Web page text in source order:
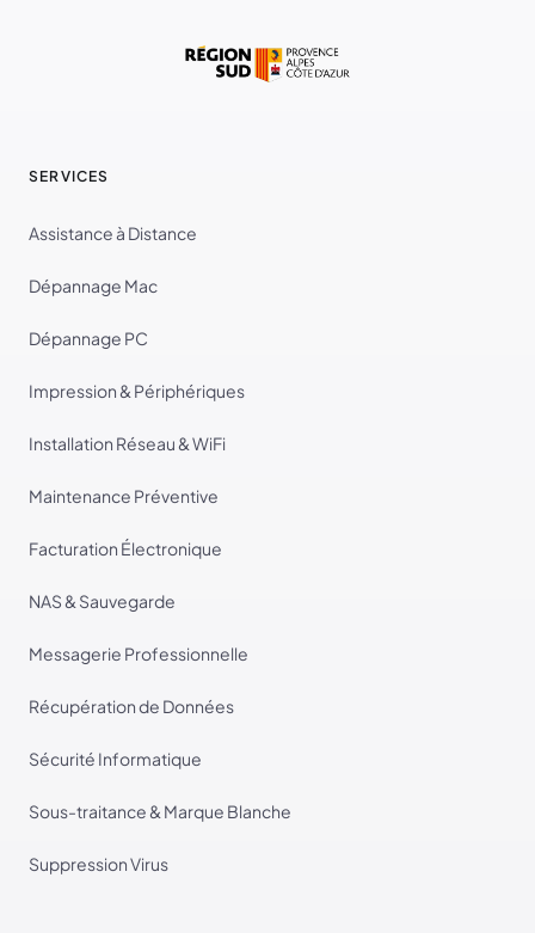
SERVICES
Assistance à Distance
Dépannage Mac
Dépannage PC
Impression & Périphériques
Installation Réseau & WiFi
Maintenance Préventive
Facturation Électronique
NAS & Sauvegarde
Messagerie Professionnelle
Récupération de Données
Sécurité Informatique
Sous-traitance & Marque Blanche
Suppression Virus